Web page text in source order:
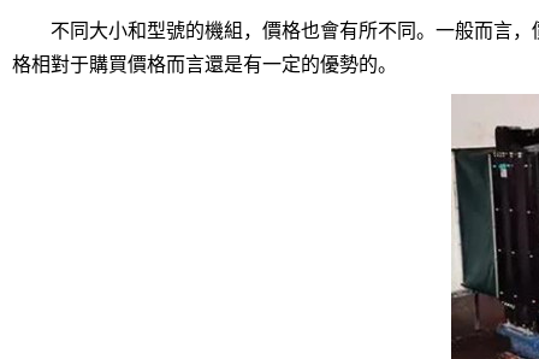
不同大小和型號的機組，價格也會有所不同。一般而言，
格相對于購買價格而言還是有一定的優勢的。